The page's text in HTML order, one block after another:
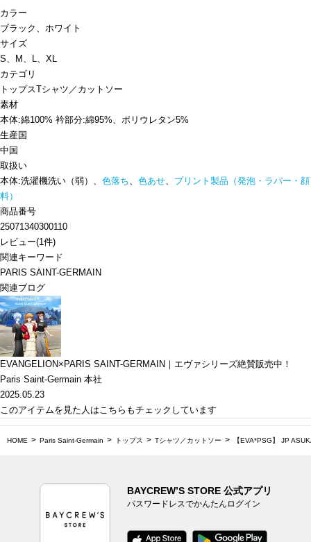
カラー
ブラック、ホワイト
サイズ
S、M、L、XL
カテゴリ
トップスTシャツ／カットソー
素材
本体:綿100% 衿部分:綿95%、ポリウレタン5%
生産国
中国
取扱い
本体:洗濯機洗い（弱）、 色落ち、 色あせ、 プリント製品（発泡・ラバー・顔
料）
商品番号
25071340300110
レビュー(1件)
関連キーワード
PARIS SAINT-GERMAIN
関連ブログ
EVANGELION×PARIS SAINT-GERMAIN｜エヴァシリーズ絶賛販売中！
Paris Saint-Germain 本社
2025.05.23
このアイテムを見た人はこちらもチェックしています
HOME Paris Saint-Germain トップス Tシャツ／カットソー 【EVA*PSG】 JP
BAYCREW’S STORE 公式アプリ
パスワードレスでかんたんログイン